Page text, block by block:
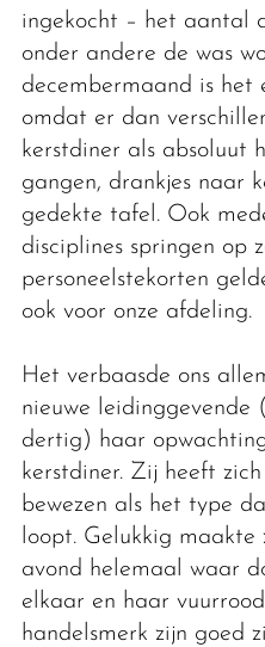
ingekocht – het aantal
onder andere de was
decembermaand is het
omdat er dan
kerstdiner als absoluut
gangen, drankjes naar
gedekte tafel. Ook
disciplines springen op
personeelstekorten
ook voor onze afdeling.
Het verbaasde ons
nieuwe leidinggevende
dertig) haar
kerstdiner. Zij heeft
bewezen als het type
loopt. Gelukkig
avond helemaal waar
elkaar en haar
handelsmerk zijn goed